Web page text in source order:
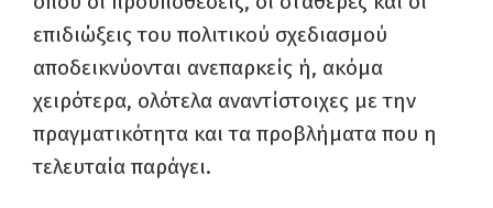
επιδιώξεις του πολιτικού σχεδιασμού
αποδεικνύονται ανεπαρκείς ή, ακόμα
χειρότερα, ολότελα αναντίστοιχες με την
πραγματικότητα και τα προβλήματα που η
τελευταία παράγει.